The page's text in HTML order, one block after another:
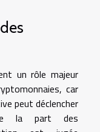
un rôle majeur
car
peut déclencher
la part des